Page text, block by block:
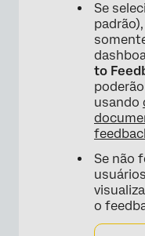
Se
to
usando
Se não
o